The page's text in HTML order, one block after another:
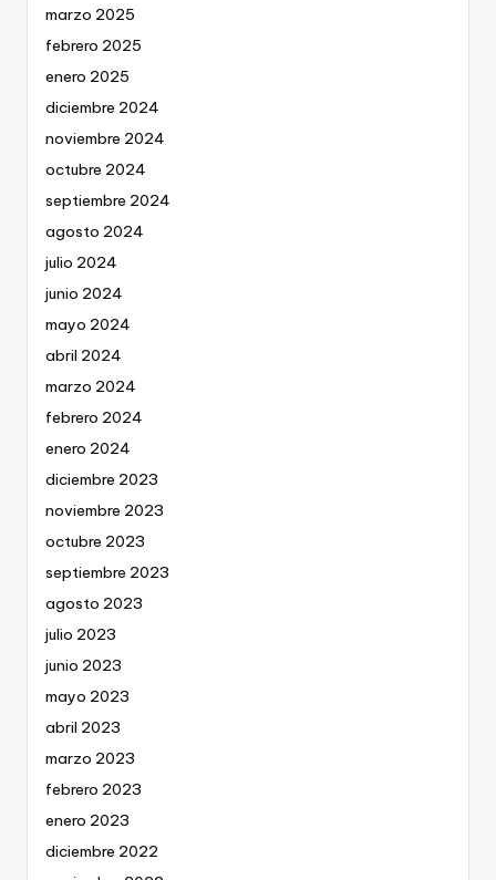
marzo 2025
febrero 2025
enero 2025
diciembre 2024
noviembre 2024
octubre 2024
septiembre 2024
agosto 2024
julio 2024
junio 2024
mayo 2024
abril 2024
marzo 2024
febrero 2024
enero 2024
diciembre 2023
noviembre 2023
octubre 2023
septiembre 2023
agosto 2023
julio 2023
junio 2023
mayo 2023
abril 2023
marzo 2023
febrero 2023
enero 2023
diciembre 2022